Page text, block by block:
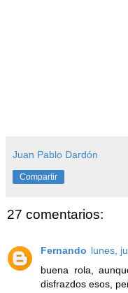
Juan Pablo Dardón
Compartir
27 comentarios:
Fernando lunes,
buena rola,
disfrazdos esos,